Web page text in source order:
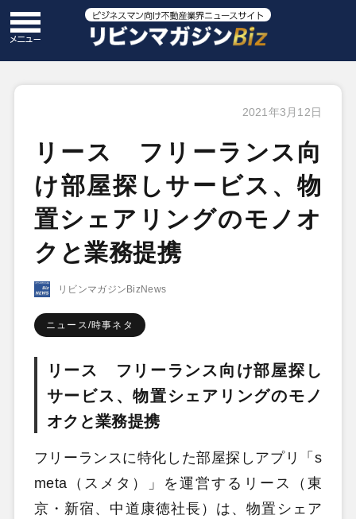
2021年3月12日
リース フリーランス向
け部屋探しサービス、物
置シェアリングのモノオ
クと業務提携
リビンマガジンBizNews
ニュース/時事ネタ
リース フリーランス向け部屋探し
サービス、物置シェアリングのモノ
オクと業務提携
フリーランスに特化した部屋探しアプリ「s
meta（スメタ）」を運営するリース（東
京・新宿、中道康徳社長）は、物置シェア